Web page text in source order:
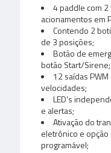
4 paddle com
acionamentos em
Contendo 2
de 3 posições;
Botão de
botão Start/Sirene;
12 saídas
velocidades;
LED’s
e alertas;
Ativação do
eletrônico e
programável;